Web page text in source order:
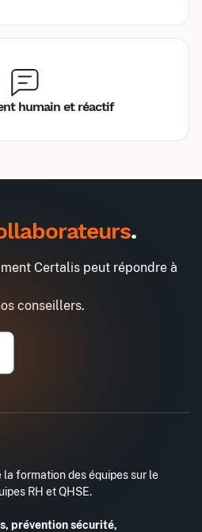
humain et réactif
s'affirmer à
.
Certalis peut répondre à
conseillers.
formation des équipes sur le
RH et QHSE.
prévention sécurité,